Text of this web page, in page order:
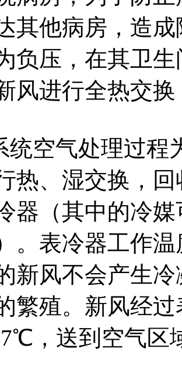
其他病房，造
负压，在其卫
风进行全热交
统空气处理过程
热、湿交换，
器（其中的冷
。表冷器工作
新风不会产生
繁殖。新风经
，送到空气区